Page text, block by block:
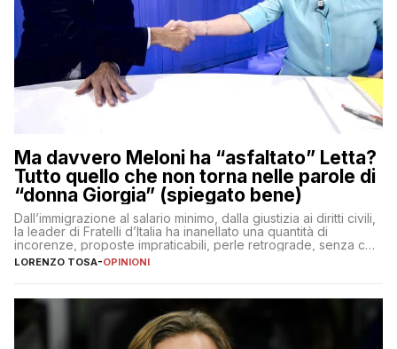
Ma davvero Meloni ha “asfaltato” Letta?
Tutto quello che non torna nelle parole di
“donna Giorgia” (spiegato bene)
Dall’immigrazione al salario minimo, dalla giustizia ai diritti civili,
la leader di Fratelli d’Italia ha inanellato una quantità di
incorenze, proposte impraticabili, perle retrograde, senza che
nessuno – a destra come a sinistra – glielo abbia fatto notare
LORENZO TOSA-OPINIONI